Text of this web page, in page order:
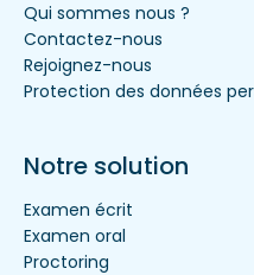
Qui sommes nous ?
Contactez-nous
Rejoignez-nous
Protection des données
Notre solution
Examen écrit
Examen oral
Proctoring